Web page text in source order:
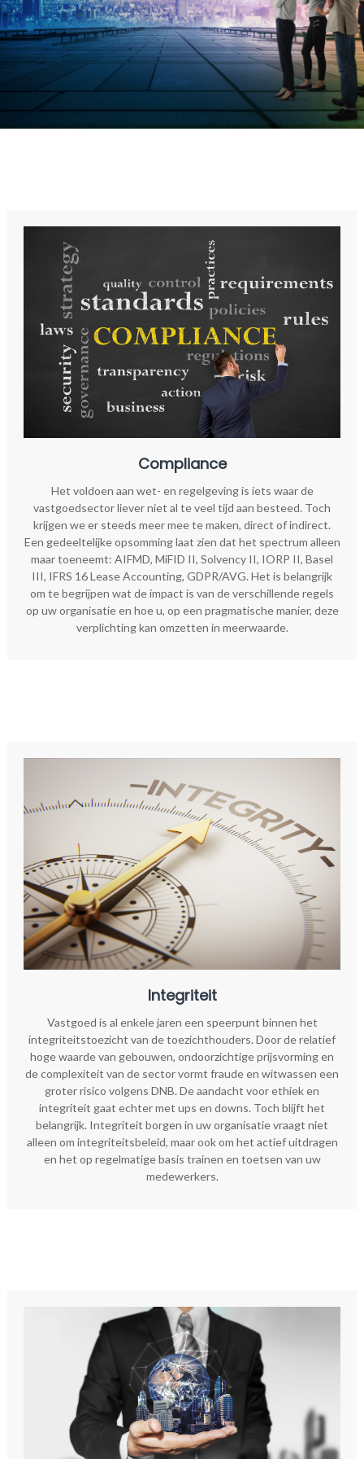
Compliance
Het voldoen aan wet- en regelgeving is iets waar de
vastgoedsector liever niet al te veel tijd aan besteed. Toch
krijgen we er steeds meer mee te maken, direct of indirect.
Een gedeeltelijke opsomming laat zien dat het spectrum alleen
maar toeneemt: AIFMD, MiFID II, Solvency II, IORP II, Basel
III, IFRS 16 Lease Accounting, GDPR/AVG. Het is belangrijk
om te begrijpen wat de impact is van de verschillende regels
op uw organisatie en hoe u, op een pragmatische manier, deze
verplichting kan omzetten in meerwaarde.
Integriteit
Vastgoed is al enkele jaren een speerpunt binnen het
integriteitstoezicht van de toezichthouders. Door de relatief
hoge waarde van gebouwen, ondoorzichtige prijsvorming en
de complexiteit van de sector vormt fraude en witwassen een
groter risico volgens DNB. De aandacht voor ethiek en
integriteit gaat echter met ups en downs. Toch blijft het
belangrijk. Integriteit borgen in uw organisatie vraagt niet
alleen om integriteitsbeleid, maar ook om het actief uitdragen
en het op regelmatige basis trainen en toetsen van uw
medewerkers.